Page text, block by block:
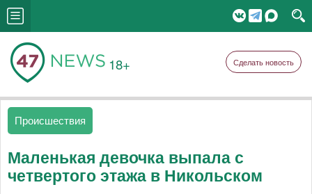
18+ Сделать новость
Происшествия
Маленькая девочка выпала с
четвертого этажа в Никольском